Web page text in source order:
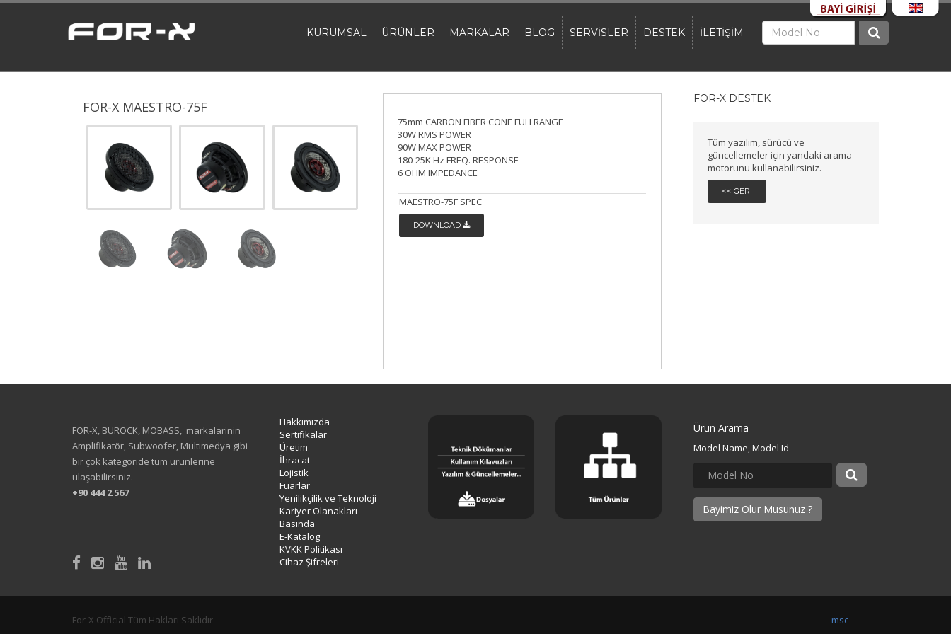
KURUMSAL ÜRÜNLER MARKALAR BLOG SERVİSLER DESTEK İLETİŞİM
FOR-X MAESTRO-75F
75mm CARBON FIBER CONE FULLRANGE
30W RMS POWER
90W MAX POWER
180-25K Hz FREQ. RESPONSE
6 OHM IMPEDANCE
MAESTRO-75F SPEC
DOWNLOAD
FOR-X DESTEK
Tüm yazılım, sürücü ve
güncellemeler için yandaki arama
motorunu kullanabilirsiniz.
<< GERI
FOR-X, BUROCK, MOBASS, markalarinin
Amplifikatör, Subwoofer, Multimedya gibi
bir çok kategoride tüm ürünlerine
ulaşabilirsiniz.
+90 444 2 567
Hakkımızda
Sertifikalar
Üretim
İhracat
Lojistik
Fuarlar
Yenilikçilik ve Teknoloji
Kariyer Olanakları
Basında
E-Katalog
KVKK Politikası
Cihaz Şifreleri
Ürün Arama
Model Name, Model Id
Bayimiz Olur Musunuz ?
For-X Official Tüm Hakları Saklıdır msc